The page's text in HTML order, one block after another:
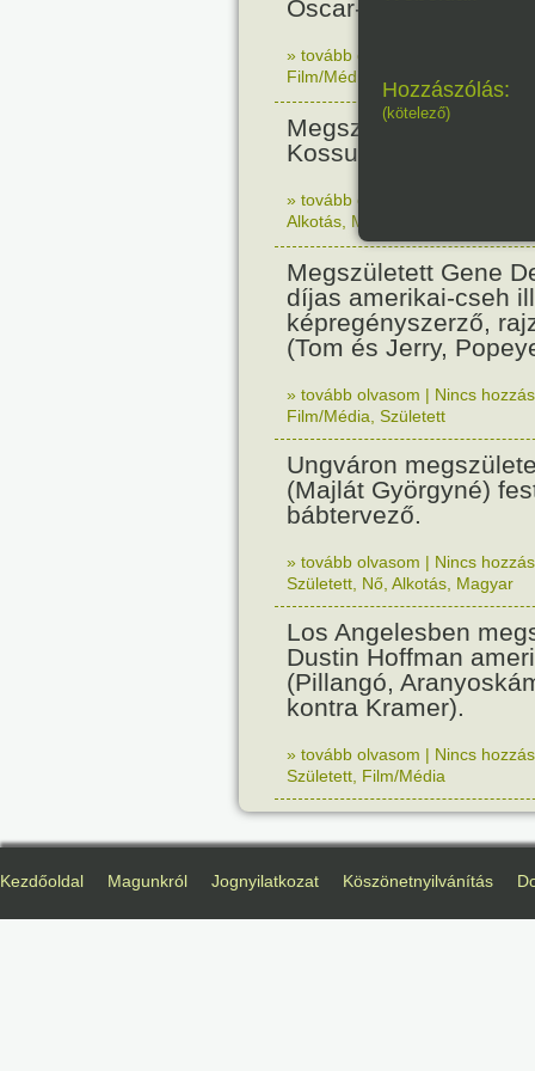
Oscar-díjas olasz
» tovább olvasom
Film/Média
Született
Megszületett Reich
Kossuth-díjas
» tovább olvasom
Alkotás Magyar
Megszületett Gene
díjas amerikai-cseh
képregényszerző,
(Tom és Jerry,
» tovább olvasom | Nincs
Film/Média Született
Ungváron
(Majlát Györgyné)
bábtervező.
» tovább olvasom | Nincs
Született Nő Alkotás Magyar
Los Angelesben
Dustin Hoffman
(Pillangó,
kontra Kramer).
» tovább olvasom | Nincs
Született Film/Média
Hozzászólás:
(kötelező)
Kezdőoldal Magunkról Jognyilatkozat Köszönetnyilvánítás